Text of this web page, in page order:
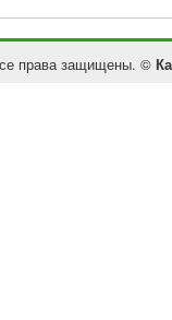
права защищены. ©